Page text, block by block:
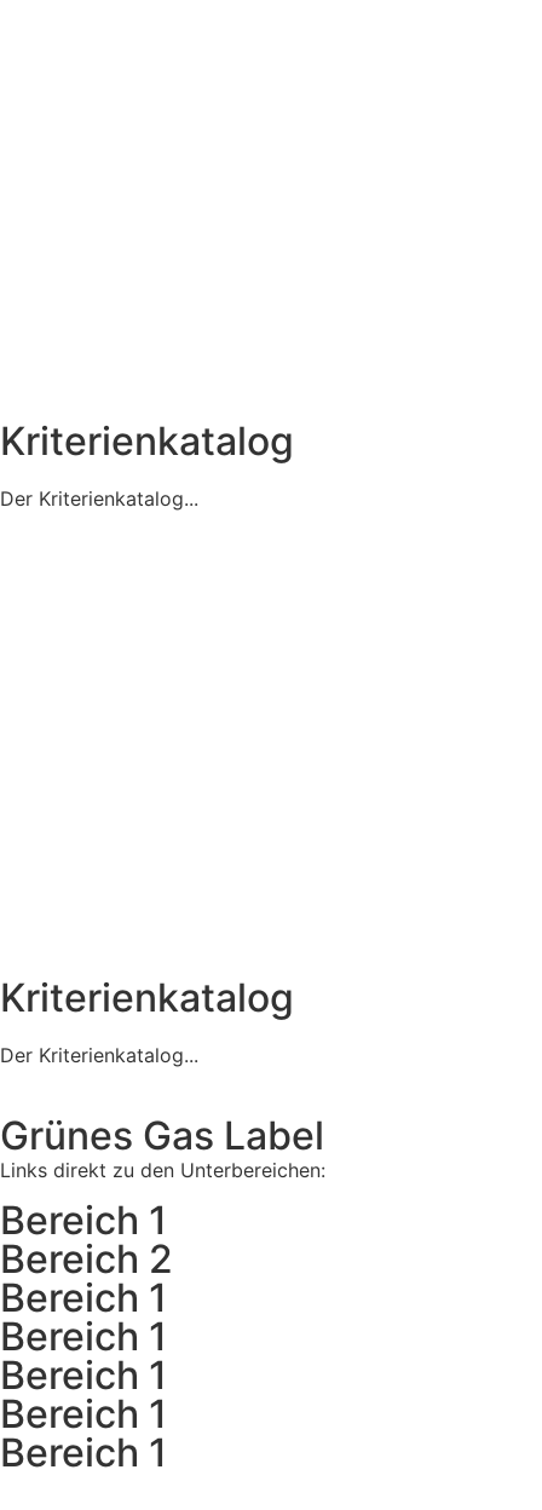
Kriterienkatalog
Der Kriterienkatalog...
Kriterienkatalog
Der Kriterienkatalog...
Grünes Gas Label
Links direkt zu den Unterbereichen:
Bereich 1
Bereich 2
Bereich 1
Bereich 1
Bereich 1
Bereich 1
Bereich 1